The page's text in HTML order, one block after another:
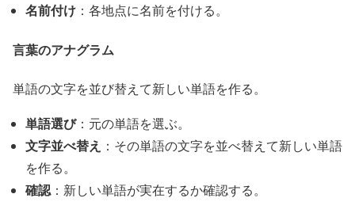
名前付け ：各地点に名前を付ける。
言葉のアナグラム
単語の文字を並び替えて新しい単語を作る。
単語選び：元の単語を選ぶ。
文字並べ替え ：その単語の文字を並べ替えて新しい単語
を作る。
確認 ：新しい単語が実在するか確認する。